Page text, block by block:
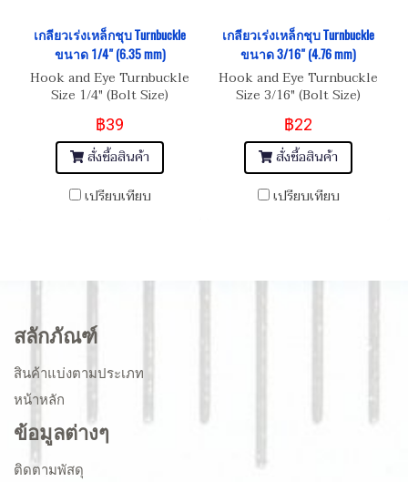
เกลียวเร่งเหล็กชุบ Turnbuckle
ขนาด 1/4" (6.35 mm)
Hook and Eye Turnbuckle
Size 1/4" (Bolt Size)
฿39
สั่งซื้อสินค้า
เปรียบเทียบ
เกลียวเร่งเหล็กชุบ Turnbuckle
ขนาด 3/16" (4.76 mm)
Hook and Eye Turnbuckle
Size 3/16" (Bolt Size)
฿22
สั่งซื้อสินค้า
เปรียบเทียบ
สลักภัณฑ์
สินค้าแบ่งตามประเภท
หน้าหลัก
ข้อมูลต่างๆ
ติดตามพัสดุ